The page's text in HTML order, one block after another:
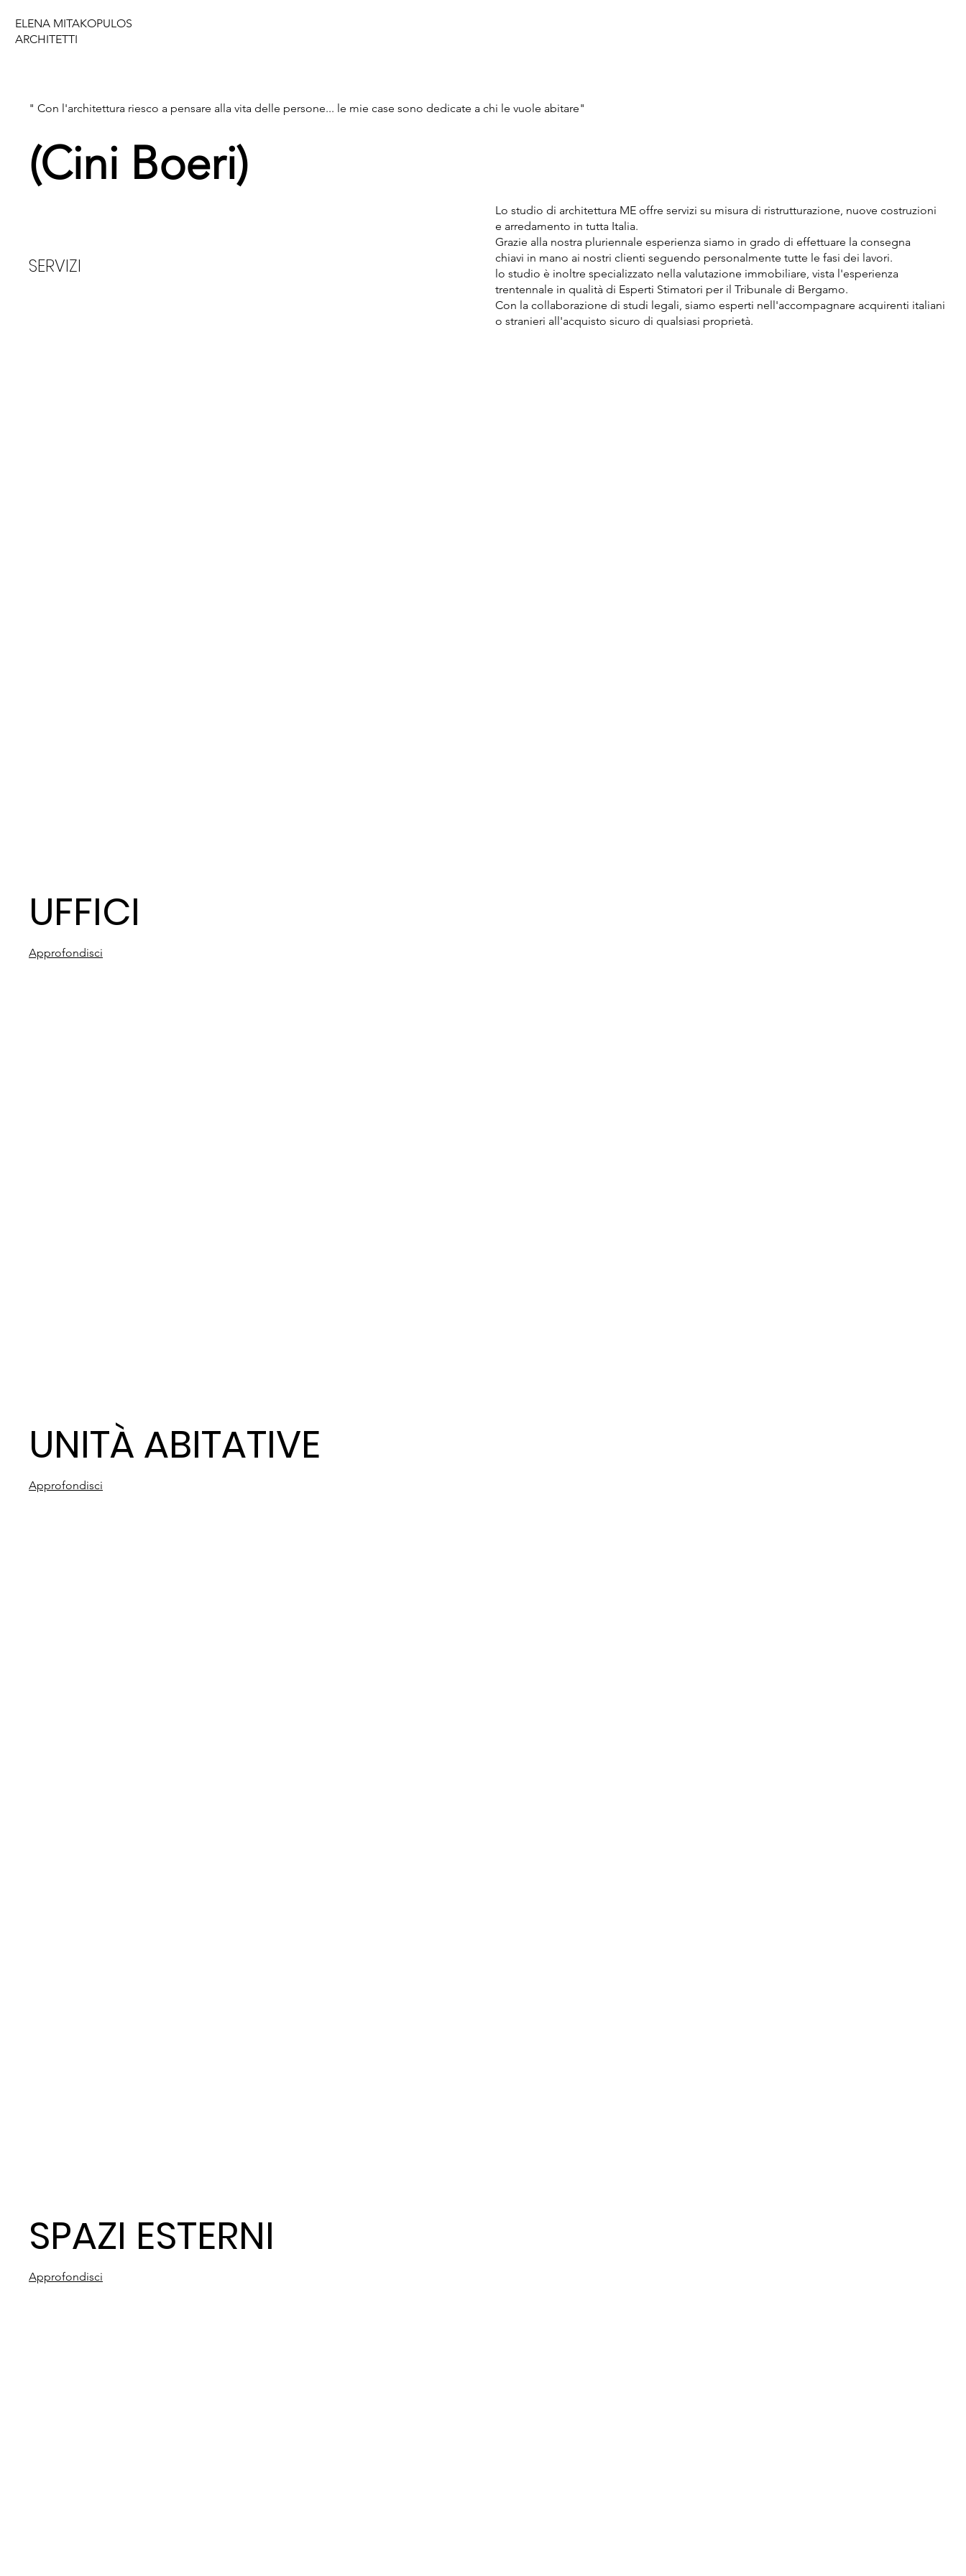
ELENA MITAKOPULOS
ARCHITETTI
" Con l'architettura riesco a pensare alla vita delle persone... le mie case sono dedicate a chi le vuole abitare"
(Cini Boeri)
SERVIZI
Lo studio di architettura ME offre servizi su misura di ristrutturazione, nuove costruzioni
e arredamento in tutta Italia.
Grazie alla nostra pluriennale esperienza siamo in grado di effettuare la consegna
chiavi in mano ai nostri clienti seguendo personalmente tutte le fasi dei lavori.
lo studio è inoltre specializzato nella valutazione immobiliare, vista l'esperienza
trentennale in qualità di Esperti Stimatori per il Tribunale di Bergamo.
Con la collaborazione di studi legali, siamo esperti nell'accompagnare acquirenti italiani
o stranieri all'acquisto sicuro di qualsiasi proprietà.
UFFICI
Approfondisci
UNITÀ ABITATIVE
Approfondisci
SPAZI ESTERNI
Approfondisci